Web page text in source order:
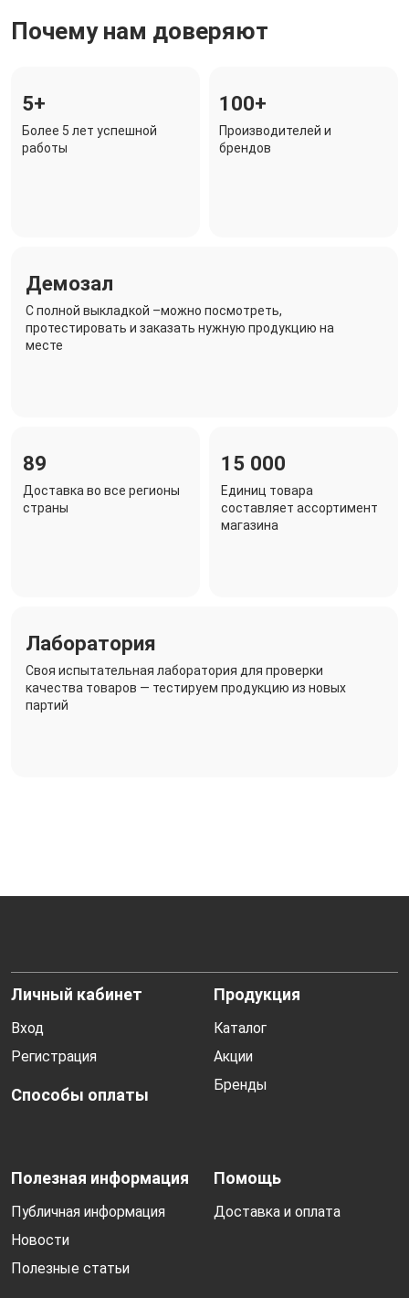
Почему нам доверяют
5+
Более 5 лет успешной
работы
100+
Производителей и
брендов
Демозал
C полной выкладкой –можно посмотреть,
протестировать и заказать нужную продукцию на
месте
89
Доставка во все регионы
страны
15 000
Единиц товара
составляет ассортимент
магазина
Лаборатория
Своя испытательная лаборатория для проверки
качества товаров — тестируем продукцию из новых
партий
Личный кабинет
Вход
Регистрация
Способы оплаты
Продукция
Каталог
Акции
Бренды
Полезная информация
Публичная информация
Новости
Полезные статьи
Помощь
Доставка и оплата